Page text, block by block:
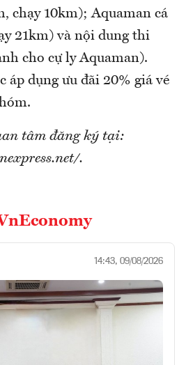
chạy 10km); Aquaman cá
21km) và nội dung thi
cho cự ly Aquaman).
áp dụng ưu đãi 20% giá vé
tâm đăng ký tại:
.
14:43, 09/08/2026